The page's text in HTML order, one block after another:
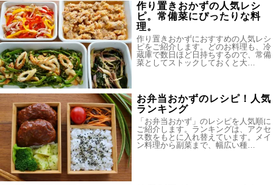
作り置きおかずの人気レシ
ピ。常備菜にぴったりな料
理。
作り置きおかずにおすすめの人気レシ
ピをご紹介します。どのお料理も、冷
蔵庫で数日ほど日持ちするので、常備
菜としてストックしておくと大…
お弁当おかずのレシピ！人気
ランキング
「お弁当おかず」のレシピを人気順に
ご紹介します。ランキングは、アクセ
ス数をもとに入れ替えています。メイ
ン料理から副菜まで、幅広い種…